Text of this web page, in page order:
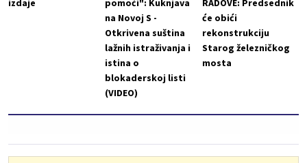
izdaje
pomoći": Kuknjava
na Novoj S -
Otkrivena suština
lažnih istraživanja i
istina o
blokaderskoj listi
(VIDEO)
RADOVE: Predsednik
će obići
rekonstrukciju
Starog železničkog
mosta